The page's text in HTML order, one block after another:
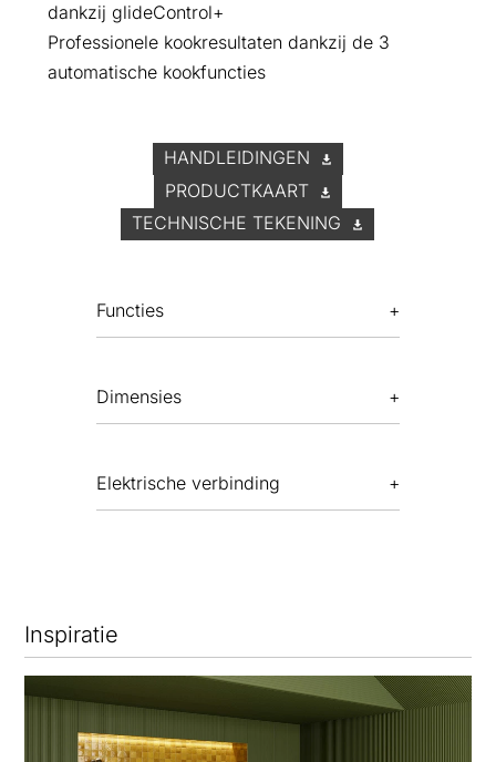
dankzij glideControl+
Professionele kookresultaten dankzij de 3
automatische kookfuncties
HANDLEIDINGEN
PRODUCTKAART
TECHNISCHE TEKENING
Functies
Dimensies
Elektrische verbinding
Inspiratie